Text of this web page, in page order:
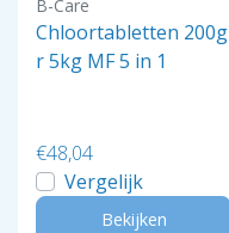
B-Care
Chloortabletten 200g
r 5kg MF 5 in 1
€48,04
Vergelijk
Bekijken